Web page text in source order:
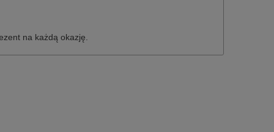
na każdą okazję.